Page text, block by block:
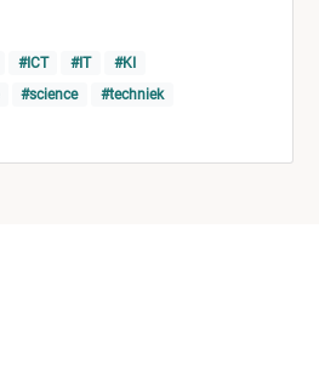
#ICT #IT
#KI
#science
#techniek